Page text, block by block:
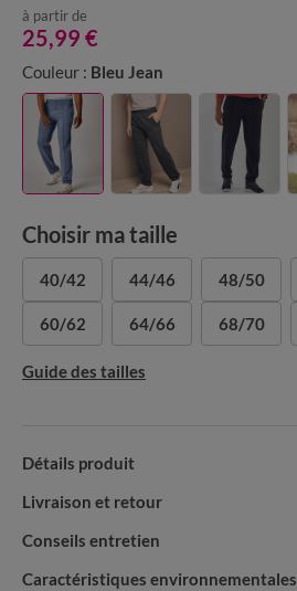
à partir de
25,99 €
Couleur : Bleu Jean
Choisir ma taille
40/42 44/46 48/50
60/62 64/66 68/70
Guide des tailles
Détails produit
Livraison et retour
Conseils entretien
Caractéristiques environnementales